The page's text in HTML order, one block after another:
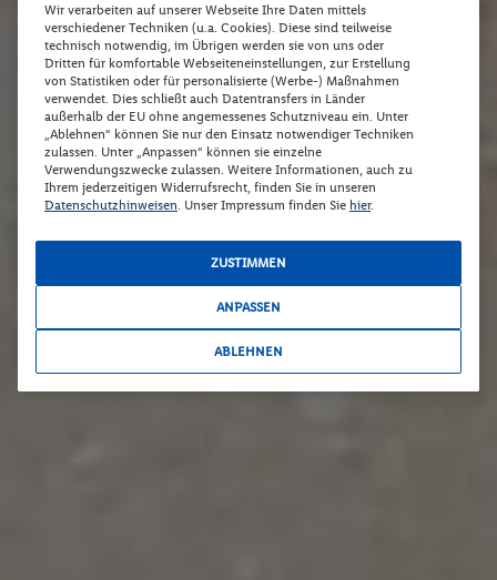
Wir verarbeiten auf unserer Webseite Ihre Daten mittels
verschiedener Techniken (u.a. Cookies). Diese sind teilweise
technisch notwendig, im Übrigen werden sie von uns oder
Dritten für komfortable Webseiteneinstellungen, zur Erstellung
von Statistiken oder für personalisierte (Werbe-) Maßnahmen
verwendet. Dies schließt auch Datentransfers in Länder
außerhalb der EU ohne angemessenes Schutzniveau ein. Unter
„Ablehnen“ können Sie nur den Einsatz notwendiger Techniken
zulassen. Unter „Anpassen“ können sie einzelne
Verwendungszwecke zulassen. Weitere Informationen, auch zu
Ihrem jederzeitigen Widerrufsrecht, finden Sie in unseren
Datenschutzhinweisen . Unser Impressum finden Sie hier.
ZUSTIMMEN
ANPASSEN
ABLEHNEN